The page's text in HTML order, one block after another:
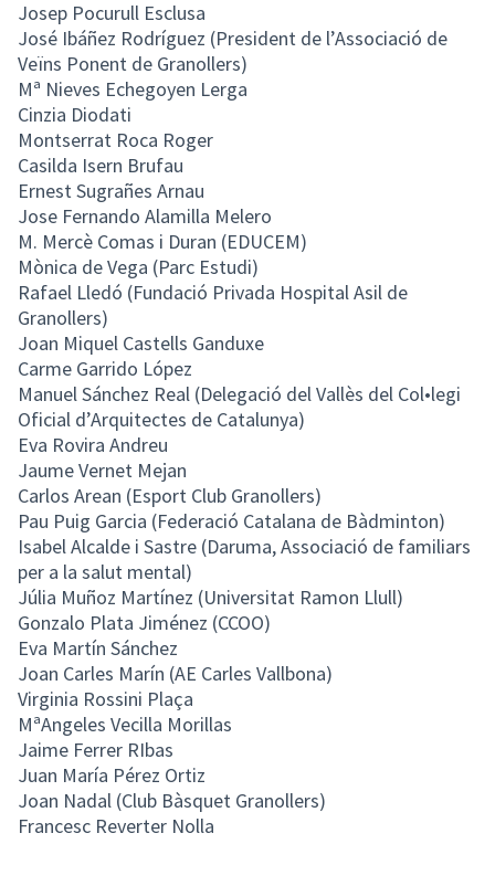
Josep Pocurull Esclusa
José Ibáñez Rodríguez (President de l’Associació de
Veïns Ponent de Granollers)
Mª Nieves Echegoyen Lerga
Cinzia Diodati
Montserrat Roca Roger
Casilda Isern Brufau
Ernest Sugrañes Arnau
Jose Fernando Alamilla Melero
M. Mercè Comas i Duran (EDUCEM)
Mònica de Vega (Parc Estudi)
Rafael Lledó (Fundació Privada Hospital Asil de
Granollers)
Joan Miquel Castells Ganduxe
Carme Garrido López
Manuel Sánchez Real (Delegació del Vallès del Col•legi
Oficial d’Arquitectes de Catalunya)
Eva Rovira Andreu
Jaume Vernet Mejan
Carlos Arean (Esport Club Granollers)
Pau Puig Garcia (Federació Catalana de Bàdminton)
Isabel Alcalde i Sastre (Daruma, Associació de familiars
per a la salut mental)
Júlia Muñoz Martínez (Universitat Ramon Llull)
Gonzalo Plata Jiménez (CCOO)
Eva Martín Sánchez
Joan Carles Marín (AE Carles Vallbona)
Virginia Rossini Plaça
MªAngeles Vecilla Morillas
Jaime Ferrer RIbas
Juan María Pérez Ortiz
Joan Nadal (Club Bàsquet Granollers)
Francesc Reverter Nolla